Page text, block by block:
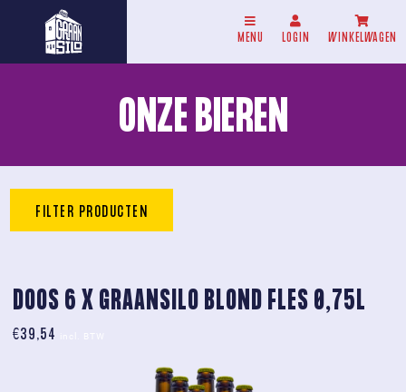
MENU LOGIN WINKELWAGEN
ONZE BIEREN
FILTER PRODUCTEN
DOOS 6 X GRAANSILO BLOND FLES 0,75L
€39,54